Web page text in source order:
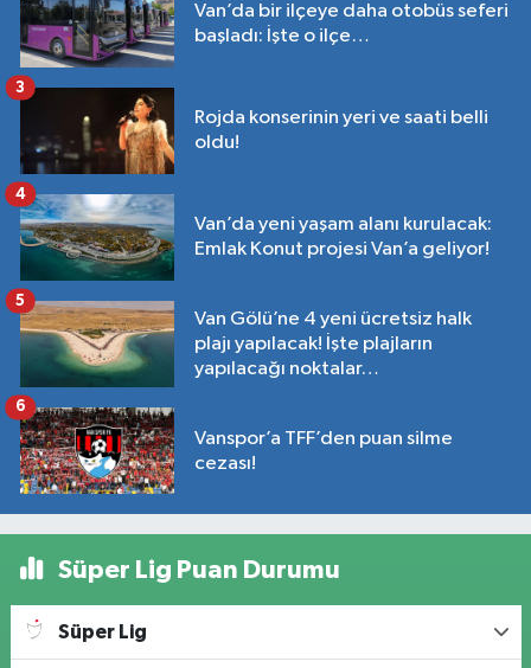
Van’da bir ilçeye daha otobüs seferi
başladı: İşte o ilçe…
Rojda konserinin yeri ve saati belli
oldu!
3
Van’da yeni yaşam alanı kurulacak:
Emlak Konut projesi Van’a geliyor!
4
Van Gölü’ne 4 yeni ücretsiz halk
plajı yapılacak! İşte plajların
yapılacağı noktalar…
5
Vanspor’a TFF’den puan silme
cezası!
6
Süper Lig Puan Durumu
Süper Lig